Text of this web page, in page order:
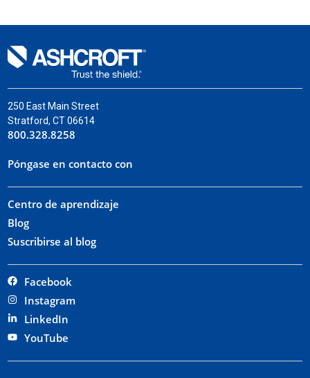
250 East Main Street
Stratford, CT 06614
800.328.8258
Póngase en contacto con
Centro de aprendizaje
Blog
Suscribirse al blog
Facebook
Instagram
LinkedIn
YouTube